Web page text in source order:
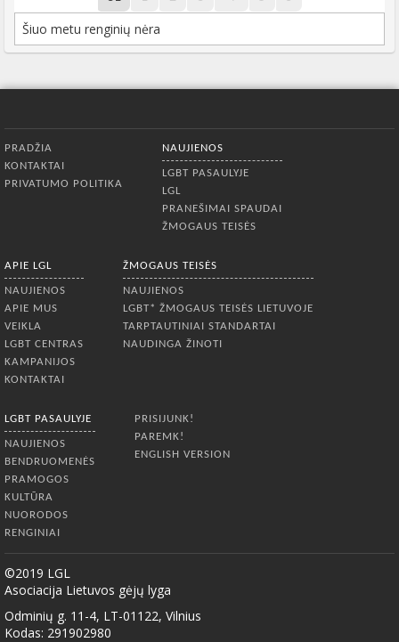
Šiuo metu renginių nėra
PRADŽIA
KONTAKTAI
PRIVATUMO POLITIKA
NAUJIENOS
LGBT PASAULYJE
LGL
PRANEŠIMAI SPAUDAI
ŽMOGAUS TEISĖS
APIE LGL
NAUJIENOS
APIE MUS
VEIKLA
LGBT CENTRAS
KAMPANIJOS
KONTAKTAI
ŽMOGAUS TEISĖS
NAUJIENOS
LGBT* ŽMOGAUS TEISĖS LIETUVOJE
TARPTAUTINIAI STANDARTAI
NAUDINGA ŽINOTI
LGBT PASAULYJE
NAUJIENOS
BENDRUOMENĖS
PRAMOGOS
KULTŪRA
NUORODOS
RENGINIAI
PRISIJUNK!
PAREMK!
ENGLISH VERSION
©2019 LGL
Asociacija Lietuvos gėjų lyga
Odminių g. 11-4, LT-01122, Vilnius
Kodas: 291902980